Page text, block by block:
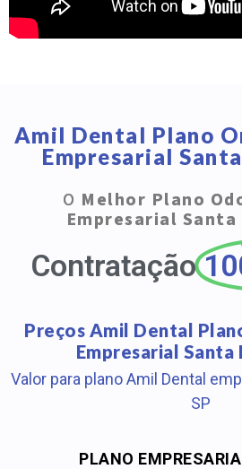
Amil Dental Plano
Empresarial
O Melhor Plano
Empresarial Santa
Contratação
Preços Amil Dental
Empresarial Santa
Valor para plano Amil Dental
SP
PLANO